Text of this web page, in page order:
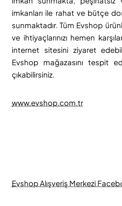
imkanları ile rahat ve bütçe
sunmaktadır. Tüm Evshop
ve ihtiyaçlarınızı hemen
internet sitesini ziyaret
Evshop mağazasını tespit
çıkabilirsiniz.
www.evshop.com.tr
Evshop Alışveriş Merkezi